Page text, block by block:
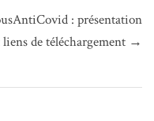
: présentation
liens de téléchargement →